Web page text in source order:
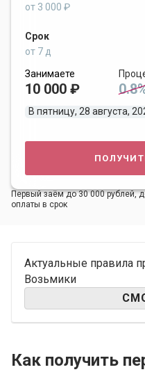
от 3 000 ₽
Срок
от 7 д
Занимаете
10 000 ₽
В пятницу, 28 августа,
Первый заём до 30 000 рублей,
оплаты в срок
Актуальные правила
Возьмики
Как получить